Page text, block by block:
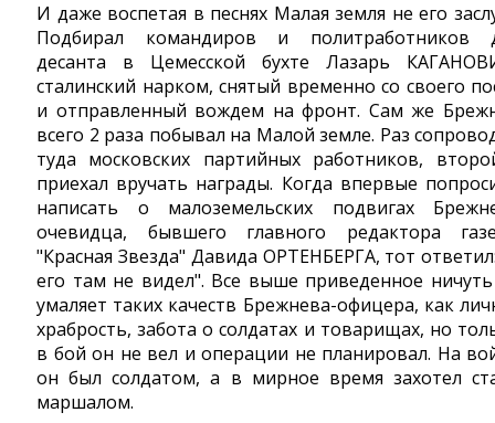
И даже воспетая в песнях Малая земля не его
Подбирал командиров и политработников
десанта в Цемесской бухте Лазарь
сталинский нарком, снятый временно со своего
и отправленный вождем на фронт. Сам же
всего 2 раза побывал на Малой земле. Раз
туда московских партийных работников,
приехал вручать награды. Когда впервые
написать о малоземельских подвигах
очевидца, бывшего главного редактора
"Красная Звезда" Давида ОРТЕНБЕРГА, тот
его там не видел". Все выше приведенное
умаляет таких качеств Брежнева-офицера, как
храбрость, забота о солдатах и товарищах, но
в бой он не вел и операции не планировал. На
он был солдатом, а в мирное время захотел
маршалом.